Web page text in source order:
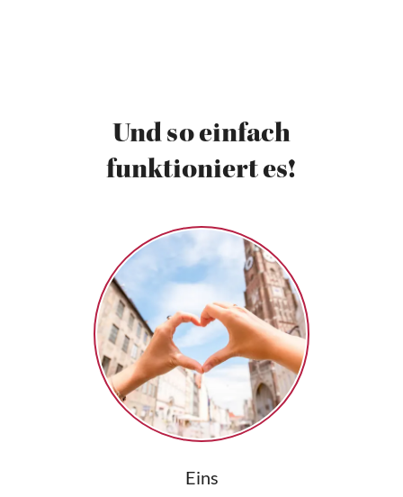
Und so einfach
funktioniert es!
Eins